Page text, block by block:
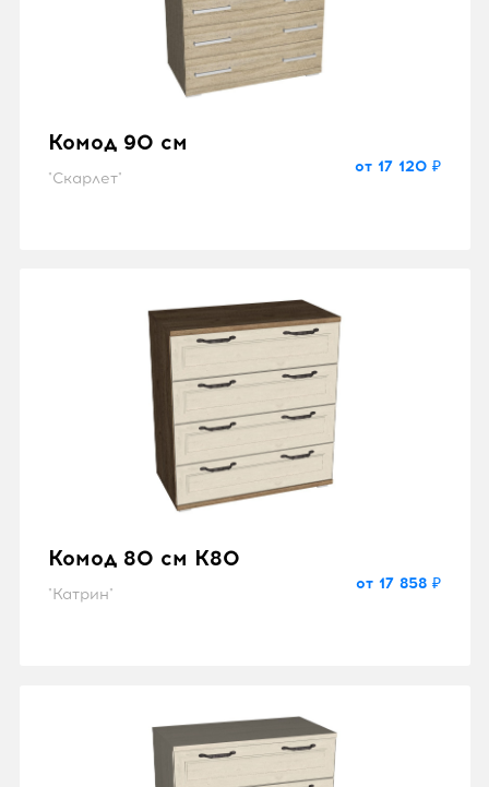
Комод 90 см
"Скарлет"
от 17 120 ₽
Комод 80 см K80
"Катрин"
от 17 858 ₽